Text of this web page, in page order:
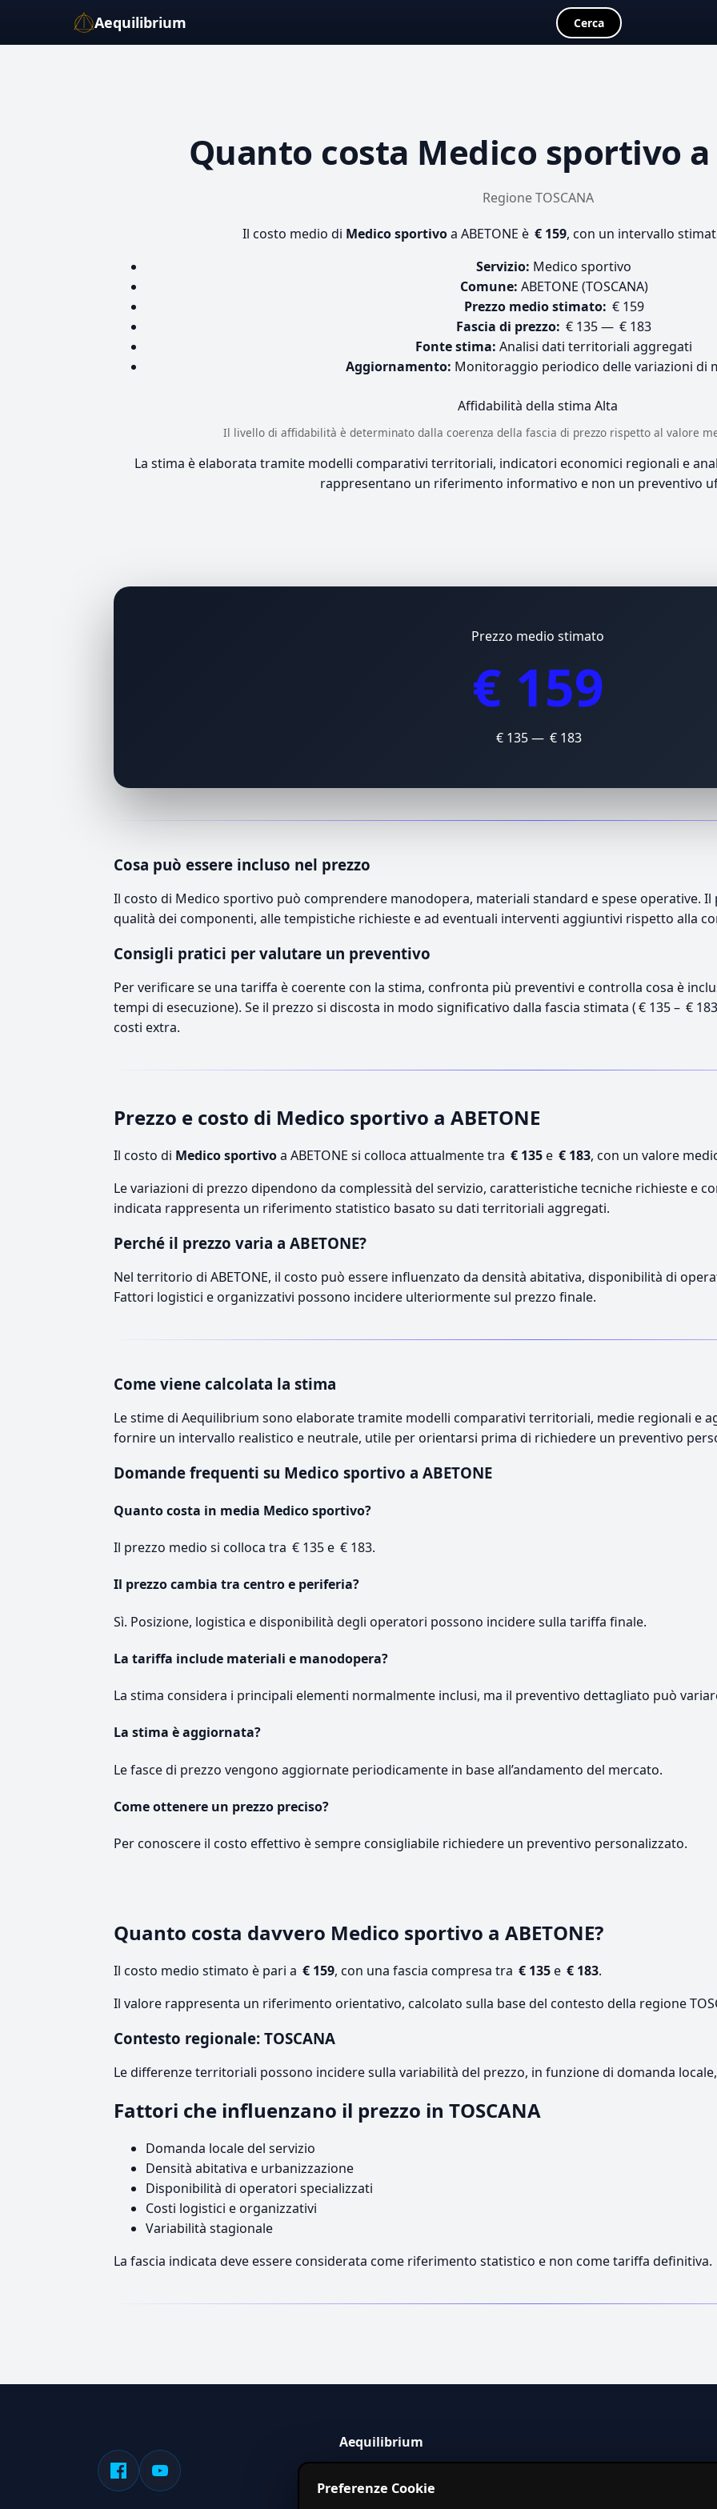
Aequilibrium Cerca
Quanto costa Medico sportivo
Regione TOSCANA
Il costo medio di Medico sportivoa ABETONE è € 159, con un intervallo
Servizio: Medico sportivo
Comune: ABETONE (TOSCANA)
Prezzo medio stimato: € 159
Fascia di prezzo: € 135 — € 183
Fonte stima: Analisi dati territoriali aggregati
Aggiornamento: Monitoraggio periodico delle variazioni di
Affidabilità della stima Alta
Il livello di affidabilità è determinato dalla coerenza della fascia di prezzo rispetto al valore
La stima è elaborata tramite modelli comparativi territoriali, indicatori economici regionali e
rappresentano un riferimento informativo e non un preventivo
Prezzo medio stimato
€ 159
€ 135 — € 183
Cosa può essere incluso nel prezzo
Il costo di Medico sportivo può comprendere manodopera, materiali standard e spese operative. Il
qualità dei componenti, alle tempistiche richieste e ad eventuali interventi aggiuntivi rispetto alla
Consigli pratici per valutare un preventivo
Per verificare se una tariffa è coerente con la stima, confronta più preventivi e controlla cosa è
tempi di esecuzione). Se il prezzo si discosta in modo significativo dalla fascia stimata ( € 135 – €
costi extra.
Prezzo e costo di Medico sportivo a ABETONE
Il costo di Medico sportivoa ABETONE si colloca attualmente tra € 135e € 183, con un valore
Le variazioni di prezzo dipendono da complessità del servizio, caratteristiche tecniche richieste e
indicata rappresenta un riferimento statistico basato su dati territoriali aggregati.
Perché il prezzo varia a ABETONE?
Nel territorio di ABETONE, il costo può essere influenzato da densità abitativa, disponibilità di
Fattori logistici e organizzativi possono incidere ulteriormente sul prezzo finale.
Come viene calcolata la stima
Le stime di Aequilibrium sono elaborate tramite modelli comparativi territoriali, medie regionali e
fornire un intervallo realistico e neutrale, utile per orientarsi prima di richiedere un preventivo
Domande frequenti su Medico sportivo a ABETONE
Quanto costa in media Medico sportivo?
Il prezzo medio si colloca tra € 135 e € 183.
Il prezzo cambia tra centro e periferia?
Sì. Posizione, logistica e disponibilità degli operatori possono incidere sulla tariffa finale.
La tariffa include materiali e manodopera?
La stima considera i principali elementi normalmente inclusi, ma il preventivo dettagliato può
La stima è aggiornata?
Le fasce di prezzo vengono aggiornate periodicamente in base all’andamento del mercato.
Come ottenere un prezzo preciso?
Per conoscere il costo effettivo è sempre consigliabile richiedere un preventivo personalizzato.
Quanto costa davvero Medico sportivo a ABETONE?
Il costo medio stimato è pari a € 159, con una fascia compresa tra € 135e € 183.
Il valore rappresenta un riferimento orientativo, calcolato sulla base del contesto della regione
Contesto regionale: TOSCANA
Le differenze territoriali possono incidere sulla variabilità del prezzo, in funzione di domanda
Fattori che influenzano il prezzo in TOSCANA
Domanda locale del servizio
Densità abitativa e urbanizzazione
Disponibilità di operatori specializzati
Costi logistici e organizzativi
Variabilità stagionale
La fascia indicata deve essere considerata come riferimento statistico e non come tariffa definitiva.
Aequilibrium
servizi in Italia.
Preferenze Cookie